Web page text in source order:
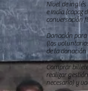
Nivel de
e India (capaz
conversación
Donación
(los
de la donación
Comprar
realizar
necesario) y